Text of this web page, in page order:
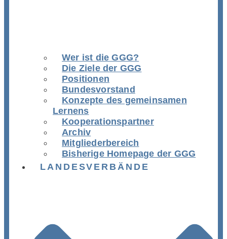
Wer ist die GGG?
Die Ziele der GGG
Positionen
Bundesvorstand
Konzepte des gemeinsamen
Lernens
Kooperationspartner
Archiv
Mitgliederbereich
Bisherige Homepage der GGG
LANDESVERBÄNDE